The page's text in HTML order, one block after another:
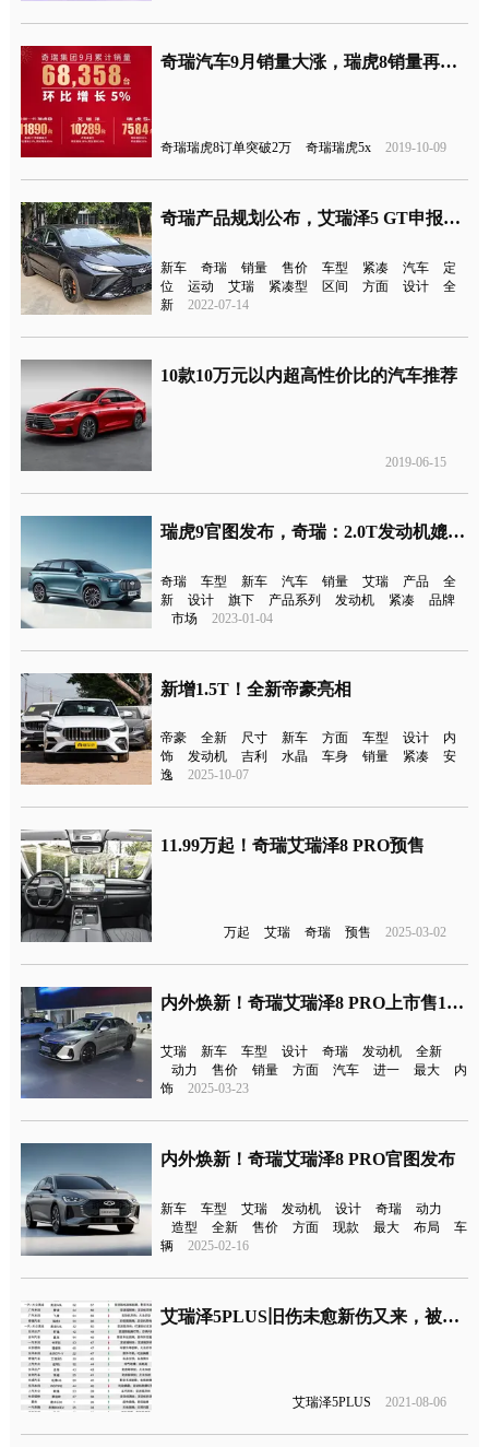
奇瑞汽车9月销量大涨，瑞虎8销量再次破万，同比增长65%
奇瑞瑞虎8订单突破2万 奇瑞瑞虎5x 2019-10-09
奇瑞产品规划公布，艾瑞泽5 GT申报图曝光
新车 奇瑞 销量 售价 车型 紧凑 汽车
定
位
运动 艾瑞 紧凑型 区间 方面 设计
全
新
2022-07-14
10款10万元以内超高性价比的汽车推荐
2019-06-15
瑞虎9官图发布，奇瑞：2.0T发动机媲美奔驰宝马
奇瑞 车型 新车 汽车 销量 艾瑞 产品
全
新
设计 旗下 产品系列 发动机 紧凑
品牌
市场
2023-01-04
新增1.5T！全新帝豪亮相
帝豪 全新 尺寸 新车 方面 车型 设计
内
饰
发动机 吉利 水晶 车身 销量 紧凑
安
逸
2025-10-07
11.99万起！奇瑞艾瑞泽8 PRO预售
万起 艾瑞 奇瑞 预售 2025-03-02
内外焕新！奇瑞艾瑞泽8 PRO上市售10.39万元起
艾瑞 新车 车型 设计 奇瑞 发动机
全新
动力
售价 销量 方面 汽车 进一 最大
内
饰
2025-03-23
内外焕新！奇瑞艾瑞泽8 PRO官图发布
新车 车型 艾瑞 发动机 设计 奇瑞
动力
造型
全新 售价 方面 现款 最大 布局
车
辆
2025-02-16
艾瑞泽5PLUS旧伤未愈新伤又来，被爆变速箱顿挫
艾瑞泽5PLUS 2021-08-06